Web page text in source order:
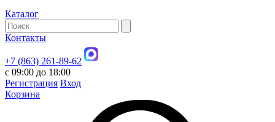
Каталог
Контакты
+7 (863) 261-89-62
с 09:00 до 18:00
Регистрация Вход
Корзина